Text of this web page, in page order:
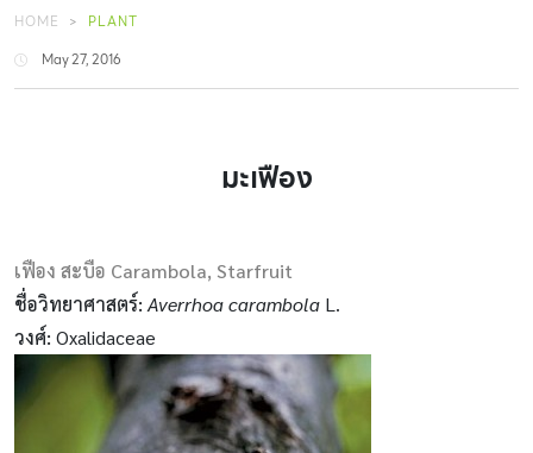
HOME
PLANT
May 27, 2016
มะเฟือง
เฟือง สะบือ Carambola, Starfruit
ชื่อวิทยาศาสตร์:Averrhoa carambola L.
วงศ์: Oxalidaceae